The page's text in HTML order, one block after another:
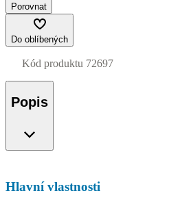
Porovnat
Do oblíbených
Kód produktu 72697
Popis
Hlavní vlastnosti